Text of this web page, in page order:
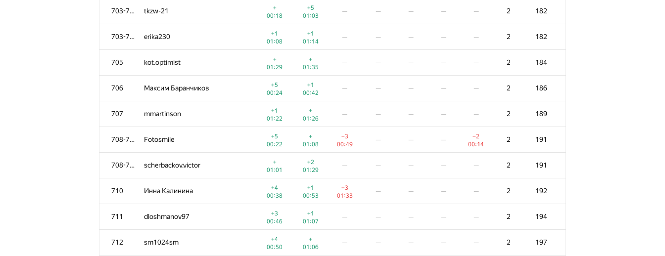
703-704 tkzw-21
+
00:18
+5
01:03
— — — — — 2 182
703-704 erika230
+1
01:08
+1
01:14
— — — — — 2 182
705 kot.optimist
+
01:29
+
01:35
— — — — — 2 184
706 Максим Баранчиков
+5
00:24
+1
00:42
— — — — — 2 186
707 mmartinson
+1
01:22
+
01:26
— — — — — 2 189
708-709 Fotosmile
+5
00:22
+
01:08
−3
00:49
— — —
−2
00:14
2 191
708-709 scherbackov.victor
+
01:01
+2
01:29
— — — — — 2 191
710 Инна Калинина
+4
00:38
+1
00:53
−3
01:33
— — — — 2 192
711 dloshmanov97
+3
00:46
+1
01:07
— — — — — 2 194
712 sm1024sm
+4
00:50
+
01:06
— — — — — 2 197